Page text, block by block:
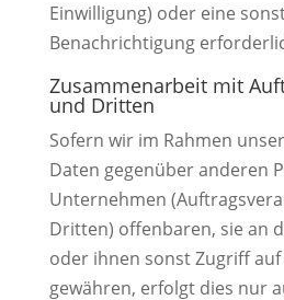
Einwilligung) oder eine
Benachrichtigung
Zusammenarbeit mit
und Dritten
Sofern wir im Rahmen
Daten gegenüber anderen
Unternehmen
Dritten) offenbaren, sie an
oder ihnen sonst Zugriff
gewähren, erfolgt dies nur